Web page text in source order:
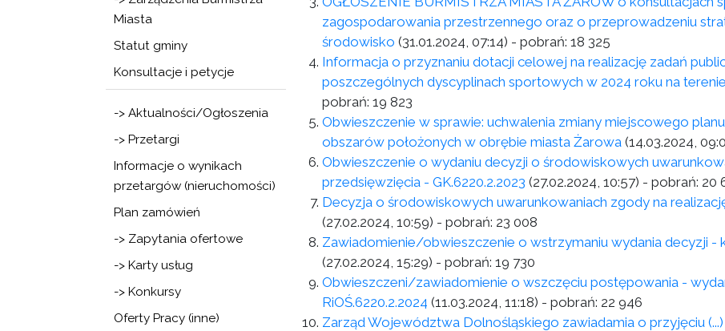
Miasta
Statut gminy
Konsultacje i petycje
-> Aktualności/Ogłoszenia
-> Przetargi
Informacje o wynikach
przetargów (nieruchomości)
Plan zamówień
-> Zapytania ofertowe
-> Karty usług
-> Konkursy
Oferty Pracy (inne)
zagospodarowania przestrzennego oraz o przeprowadzeniu
środowisko (31.01.2024, 07:14) - pobrań: 18 325
Informacja o przyznaniu dotacji celowej na realizację zadań
poszczególnych dyscyplinach sportowych w 2024 roku na
pobrań: 19 823
Obwieszczenie w sprawie: uchwalenia zmiany miejscowego
obszarów położonych w obrębie miasta Żarowa (14.03.2024,
Obwieszczenie o wydaniu decyzji o środowiskowych
przedsięwzięcia - GK.6220.2.2023 (27.02.2024, 10:57) - pobrań: 20
Decyzja o środowiskowych uwarunkowaniach zgody na
(27.02.2024, 10:59) - pobrań: 23 008
Zawiadomienie/obwieszczenie o wstrzymaniu wydania decyzji -
(27.02.2024, 15:29) - pobrań: 19 730
Obwieszczeni/zawiadomienie o wszczęciu postępowania -
RiOŚ.6220.2.2024 (11.03.2024, 11:18) - pobrań: 22 946
Zarząd Województwa Dolnośląskiego zawiadamia o przyjęciu (...)